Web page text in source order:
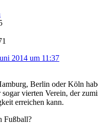
2014 um 11:37
Berlin oder Köln
sogar vierten Verein, der
erreichen kann.
Fußball?